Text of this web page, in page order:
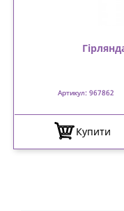
Артикул: 967862
Купити